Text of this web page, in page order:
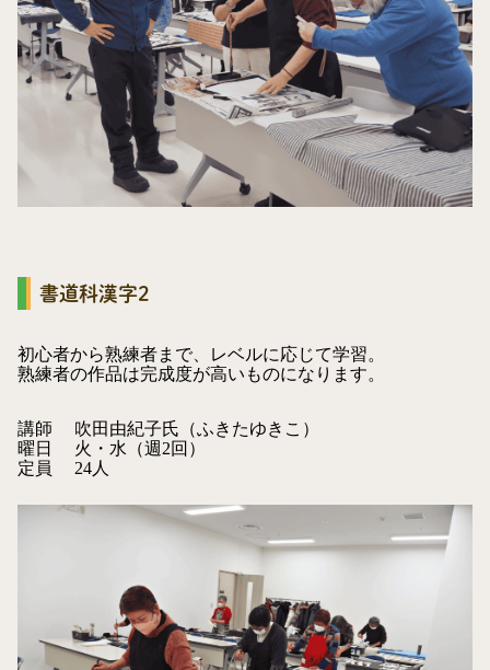
書道科漢字2
初心者から熟練者まで、レベルに応じて学習。
熟練者の作品は完成度が高いものになります。
講師
吹田由紀子氏（ふきたゆきこ）
曜日
火・水（週2回）
定員
24人